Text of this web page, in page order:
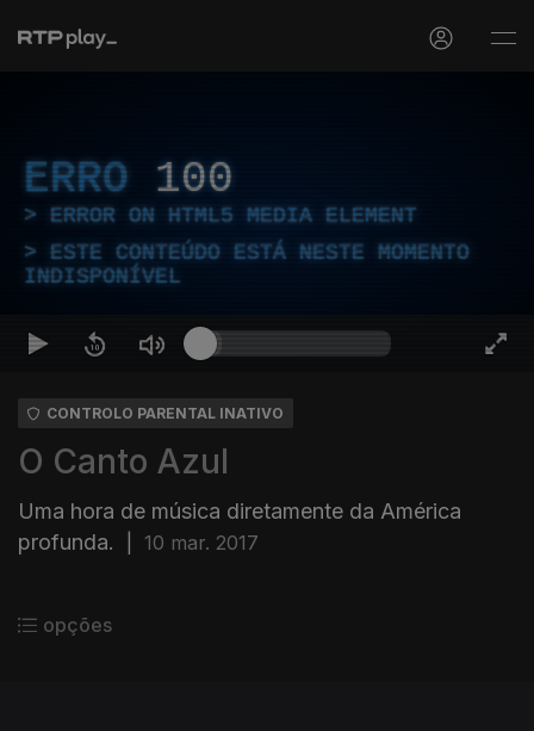
ERRO 100
ERROR ON HTML5 MEDIA ELEMENT
ESTE CONTEÚDO ESTÁ NESTE MOMENTO
INDISPONÍVEL
CONTROLO PARENTAL INATIVO
O Canto Azul
Uma hora de música diretamente da América
profunda.
10 mar. 2017
opções